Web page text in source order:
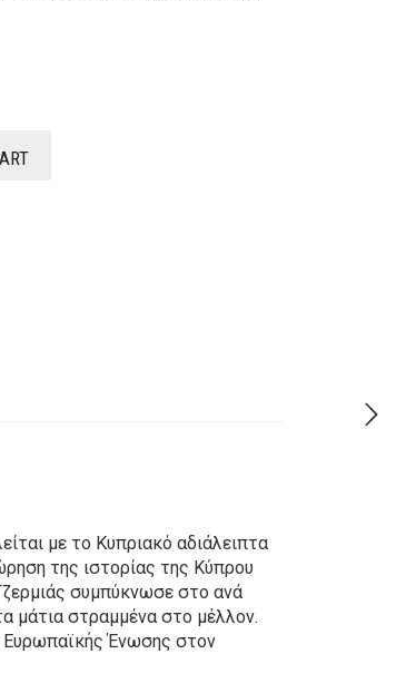
με το Kυπριακό αδιάλειπτα
της ιστορίας της Kύπρου
συμπύκνωσε στο ανά
μάτια στραμμένα στο μέλλον.
Eυρωπαϊκής Ένωσης στον